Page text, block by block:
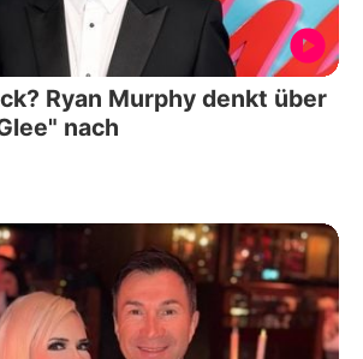
Ryan Murphy denkt über
nach